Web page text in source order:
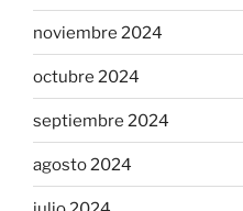
noviembre 2024
octubre 2024
septiembre 2024
agosto 2024